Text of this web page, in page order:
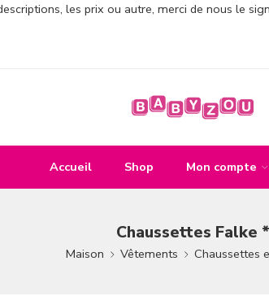
les prix ou autre, merci de nous le
Accueil Shop Mon compte
Chaussettes Falke *
Maison Vêtements Chaussettes